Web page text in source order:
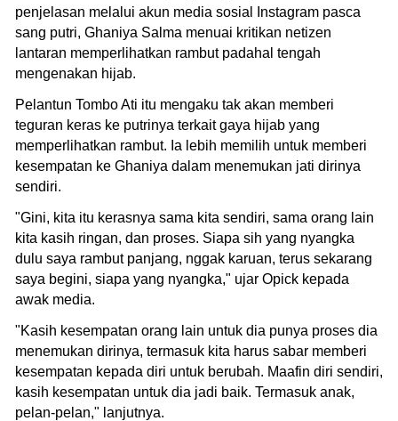
penjelasan melalui akun media sosial Instagram pasca
sang putri, Ghaniya Salma menuai kritikan netizen
lantaran memperlihatkan rambut padahal tengah
mengenakan hijab.
Pelantun Tombo Ati itu mengaku tak akan memberi
teguran keras ke putrinya terkait gaya hijab yang
memperlihatkan rambut. Ia lebih memilih untuk memberi
kesempatan ke Ghaniya dalam menemukan jati dirinya
sendiri.
"Gini, kita itu kerasnya sama kita sendiri, sama orang lain
kita kasih ringan, dan proses. Siapa sih yang nyangka
dulu saya rambut panjang, nggak karuan, terus sekarang
saya begini, siapa yang nyangka," ujar Opick kepada
awak media.
"Kasih kesempatan orang lain untuk dia punya proses dia
menemukan dirinya, termasuk kita harus sabar memberi
kesempatan kepada diri untuk berubah. Maafin diri sendiri,
kasih kesempatan untuk dia jadi baik. Termasuk anak,
pelan-pelan," lanjutnya.